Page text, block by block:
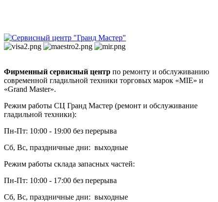
Фирменный сервисный центр по ремонту и обслуживанию
современной гладильной техники торговых марок «MIE» и
«Grand Master».
Режим работы СЦ Гранд Мастер (ремонт и обслуживание
гладильной техники):
Пн-Пт: 10:00 - 19:00 без перерыва
Сб, Вс, праздничные дни: выходные
Режим работы склада запасных частей:
Пн-Пт: 10:00 - 17:00 без перерыва
Сб, Вс, праздничные дни: выходные